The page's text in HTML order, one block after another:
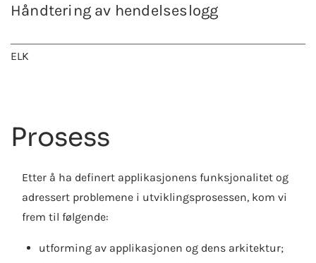
Håndtering av hendelseslogg
ELK
Prosess
Etter å ha definert applikasjonens funksjonalitet og
adressert problemene i utviklingsprosessen, kom vi
frem til følgende:
utforming av applikasjonen og dens arkitektur;